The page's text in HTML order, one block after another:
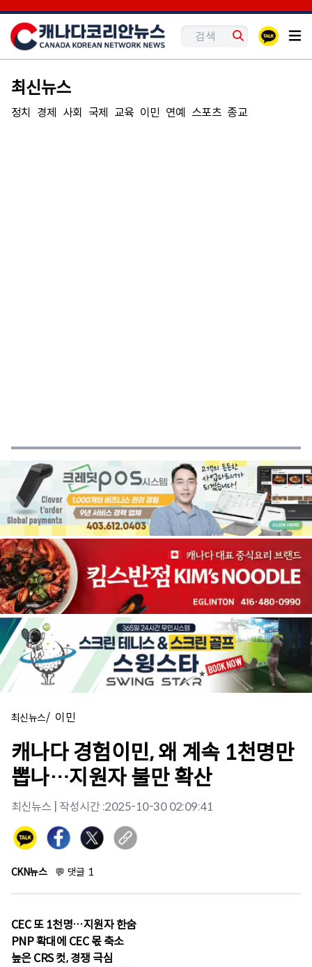
최신뉴스
정치 경제 사회 국제 교육 이민 연예 스포츠 종교
최신뉴스/ 이민
캐나다 경험이민, 왜 계속 1천명만
뽑나…지원자 불만 확산
최신뉴스 | 작성시간 :2025-10-30 02:09:41
CKN뉴스 💬 댓글 1
CEC 또 1천명…지원자 한숨
PNP 확대에 CEC 몫 축소
높은 CRS 컷, 경쟁 극심